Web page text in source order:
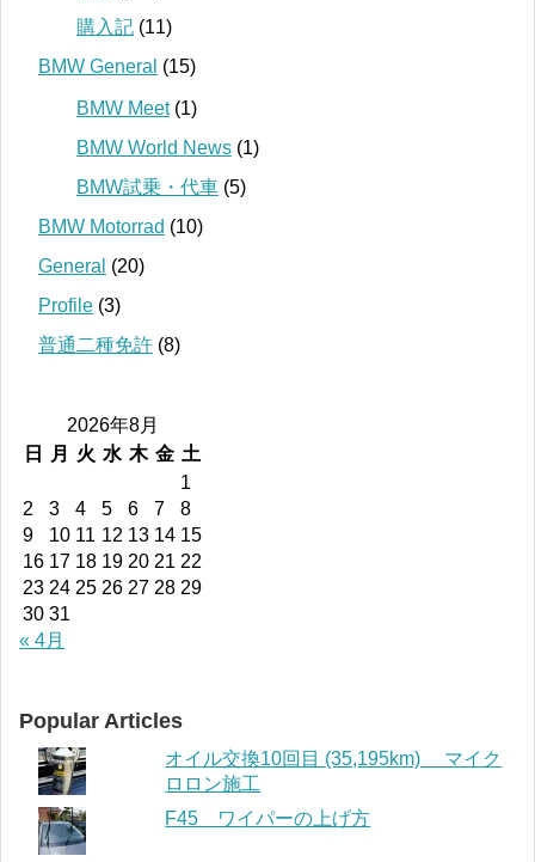
購入記 (11)
BMW General (15)
BMW Meet(1)
BMW World News (1)
BMW試乗・代車 (5)
BMW Motorrad (10)
General (20)
Profile (3)
普通二種免許 (8)
2026年8月
日
月 火 水 木 金 土
1
2
3 4 5 6 7
8
9
10 11 12 13 14 15
16 17 18 19 20 21 22
23 24 25 26 27 28 29
30 31
« 4月
Popular Articles
オイル交換10回目 (35,195km) マイク
ロロン施工
F45 ワイパーの上げ方